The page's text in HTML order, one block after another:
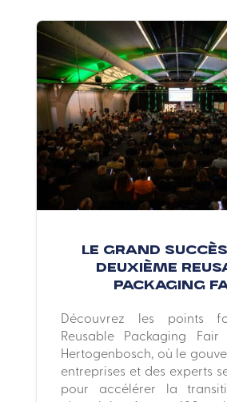
Le grand
deuxième
Packaging
Découvrez les points
Reusable Packaging
Hertogenbosch, où le
entreprises et des experts
pour accélérer la